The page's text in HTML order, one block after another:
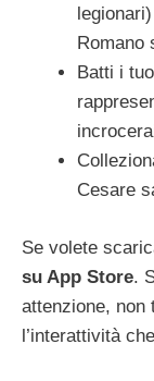
Romano
Batti i
Cesare
Se volete
su App Store.
attenzione, non
l’interattività